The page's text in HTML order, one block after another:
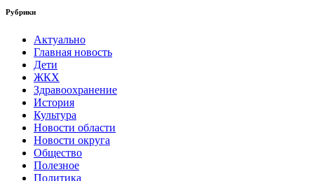
Рубрики
Актуально
Главная новость
Дети
ЖКХ
Здравоохранение
История
Культура
Новости области
Новости округа
Общество
Полезное
Политика